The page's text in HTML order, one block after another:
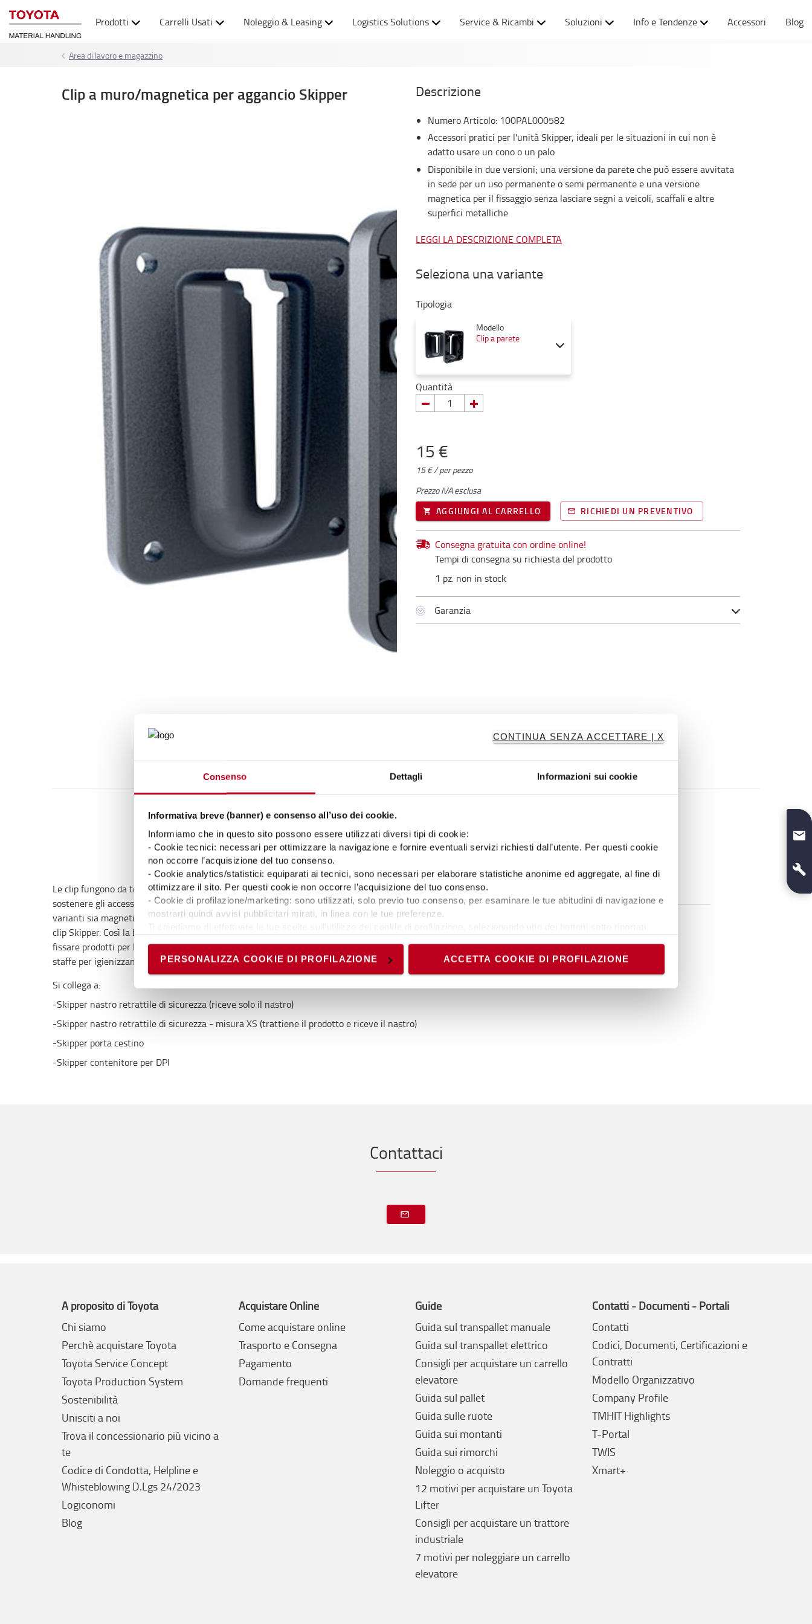
CONTINUA SENZA ACCETTARE | X
Consenso Dettagli Informazioni sui cookie
Informativa breve (banner) e consenso all’uso dei cookie.
Informiamo che in questo sito possono essere utilizzati diversi tipi di cookie:
- Cookie tecnici: necessari per ottimizzare la navigazione e fornire eventuali servizi richiesti dall’utente. Per questi cookie
non occorre l’acquisizione del tuo consenso.
- Cookie analytics/statistici: equiparati ai tecnici, sono necessari per elaborare statistiche anonime ed aggregate, al fine di
ottimizzare il sito. Per questi cookie non occorre l’acquisizione del tuo consenso.
- Cookie di profilazione/marketing: sono utilizzati, solo previo tuo consenso, per esaminare le tue abitudini di navigazione e
mostrarti quindi avvisi pubblicitari mirati, in linea con le tue preferenze.
permanere dei soli cookie tecnici ed analytics, per i quali non occorre il tuo consenso. Potrai comunque modificare le tue
scelte in qualsiasi momento, accedendo al link presente nel footer.
PERSONALIZZA COOKIE DI PROFILAZIONE ACCETTA COOKIE DI PROFILAZIONE
Prodotti Carrelli Usati Noleggio & Leasing Logistics Solutions Service & Ricambi Soluzioni Info e Tendenze Accessori Blog
Area di lavoro e magazzino
Clip a muro/magnetica per aggancio Skipper Descrizione
Numero Articolo: 100PAL000582
Accessori pratici per l'unità Skipper, ideali per le situazioni in cui non è
adatto usare un cono o un palo
Disponibile in due versioni; una versione da parete che può essere avvitata
in sede per un uso permanente o semi permanente e una versione
magnetica per il fissaggio senza lasciare segni a veicoli, scaffali e altre
superfici metalliche
LEGGI LA DESCRIZIONE COMPLETA
Seleziona una variante
Tipologia
Modello
Clip a parete
Quantità
15 €
15 € / per pezzo
Prezzo IVA esclusa
AGGIUNGI AL CARRELLO
RICHIEDI UN PREVENTIVO
Consegna gratuita con ordine online!
Tempi di consegna su richiesta del prodotto
1 pz. non in stock
Garanzia
SPECIFICHE TECNICHE
Specifiche tecniche
Le clip fungono da terminale per le barriere retrattili Skipper e possono essere utilizzate anche per
sostenere gli accessori Skipper per la gestione dei rifiuti e della sicurezza. Le clip sono disponibili in
varianti sia magnetica sia non magnetica. Fissate le barriere retrattili a qualsiasi superficie con la
clip Skipper. Così la barriera termina senza utilizzare altre unità, coni o pali Skipper. È possibile
fissare prodotti per la gestione dei rifiuti e della sicurezza come porta cestini, contenitori per DPI e
staffe per igienizzante direttamente alla clip.
Si collega a:
-Skipper nastro retrattile di sicurezza (riceve solo il nastro)
-Skipper nastro retrattile di sicurezza - misura XS (trattiene il prodotto e riceve il nastro)
-Skipper porta cestino
-Skipper contenitore per DPI
Specifiche
Colore:Nero
Altezza:10cm
Larghezza:2,3 cm
Lunghezza:8cm
Contattaci
A proposito di Toyota
Chi siamo
Perchè acquistare Toyota
Toyota Service Concept
Toyota Production System
Sostenibilità
Unisciti a noi
Trova il concessionario più vicino a
te
Codice di Condotta, Helpline e
Whisteblowing D.Lgs 24/2023
Logiconomi
Blog
Acquistare Online
Come acquistare online
Trasporto e Consegna
Pagamento
Domande frequenti
Guide
Guida sul transpallet manuale
Guida sul transpallet elettrico
Consigli per acquistare un carrello
elevatore
Guida sul pallet
Guida sulle ruote
Guida sui montanti
Guida sui rimorchi
Noleggio o acquisto
12 motivi per acquistare un Toyota
Lifter
Consigli per acquistare un trattore
industriale
7 motivi per noleggiare un carrello
elevatore
Contatti - Documenti - Portali
Contatti
Codici, Documenti, Certificazioni e
Contratti
Modello Organizzativo
Company Profile
TMHIT Highlights
T-Portal
TWIS
Xmart+